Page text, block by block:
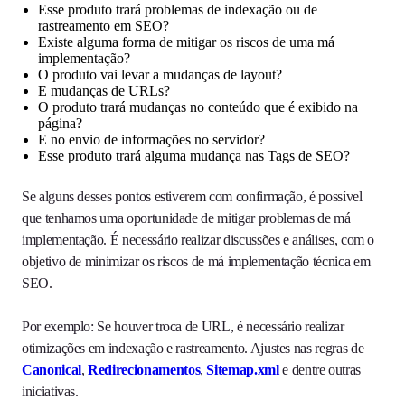
Esse produto trará problemas de indexação ou de
rastreamento em SEO?
Existe alguma forma de mitigar os riscos de uma má
implementação?
O produto vai levar a mudanças de layout?
E mudanças de URLs?
O produto trará mudanças no conteúdo que é exibido na
página?
E no envio de informações no servidor?
Esse produto trará alguma mudança nas Tags de SEO?
Se alguns desses pontos estiverem com confirmação, é possível
que tenhamos uma oportunidade de mitigar problemas de má
implementação. É necessário realizar discussões e análises, com o
objetivo de minimizar os riscos de má implementação técnica em
SEO.
Por exemplo: Se houver troca de URL, é necessário realizar
otimizações em indexação e rastreamento. Ajustes nas regras de
Canonical,Redirecionamentos,Sitemap.xml e dentre outras
iniciativas.